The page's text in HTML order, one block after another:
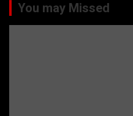
You may Missed